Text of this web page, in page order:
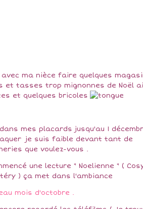
ma nièce faire quelques
et tasses trop mignonnes de Noël
et quelques bricoles
mes placards jusqu'au 1
je suis faible devant tant de
que voulez-vous .
une lecture " Noelienne " (
) ça met dans l'ambiance